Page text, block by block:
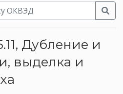
Дубление и
выделка и